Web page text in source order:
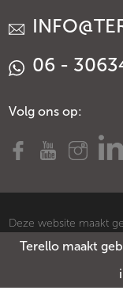
Terello maakt
06 -
Volg ons op:
Deze website maakt
cookies.